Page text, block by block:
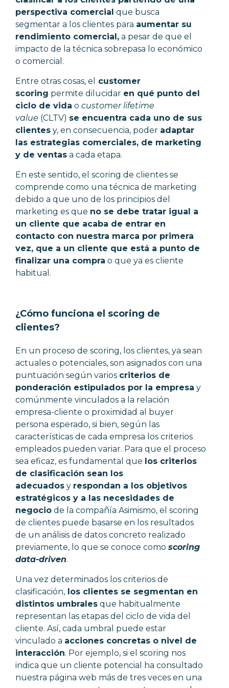
perspectiva comercial que busca
segmentar a los clientes para aumentar su
rendimiento comercial, a pesar de que el
impacto de la técnica sobrepasa lo económico
o comercial.
Entre otras cosas, el
customer
scoring permite dilucidar en qué punto del
ciclo de vida o customer lifetime
value (CLTV) se encuentra cada uno de sus
clientes y, en consecuencia, poder adaptar
las estrategias comerciales, de marketing
y de ventas a cada etapa.
En este sentido, el scoring de clientes se
comprende como una técnica de marketing
debido a que uno de los principios del
marketing es que no se debe tratar igual a
un cliente que acaba de entrar en
contacto con nuestra marca por primera
vez, que a un cliente que está a punto de
finalizar una compra o que ya es cliente
habitual.
¿Cómo funciona el scoring de
clientes?
En un proceso de scoring, los clientes, ya sean
actuales o potenciales, son asignados con una
puntuación según varios criterios de
ponderación estipulados por la empresa y
comúnmente vinculados a la relación
empresa-cliente o proximidad al buyer
persona esperado, si bien, según las
características de cada empresa los criterios
empleados pueden variar. Para que el proceso
sea eficaz, es fundamental que los criterios
de clasificación sean los
adecuados y respondan a los objetivos
estratégicos y a las necesidades de
negocio de la compañía Asimismo, el scoring
de clientes puede basarse en los resultados
de un análisis de datos concreto realizado
previamente, lo que se conoce como scoring
data-driven.
Una vez determinados los criterios de
clasificación, los clientes se segmentan en
distintos umbrales que habitualmente
representan las etapas del ciclo de vida del
cliente. Así, cada umbral puede estar
vinculado a acciones concretas o nivel de
interacción. Por ejemplo, si el scoring nos
indica que un cliente potencial ha consultado
nuestra página web más de tres veces en una